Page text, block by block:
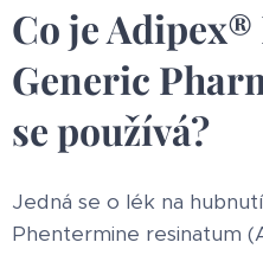
Co je
Generic
se používá?
Jedná se o lék na
Phentermine resinatum